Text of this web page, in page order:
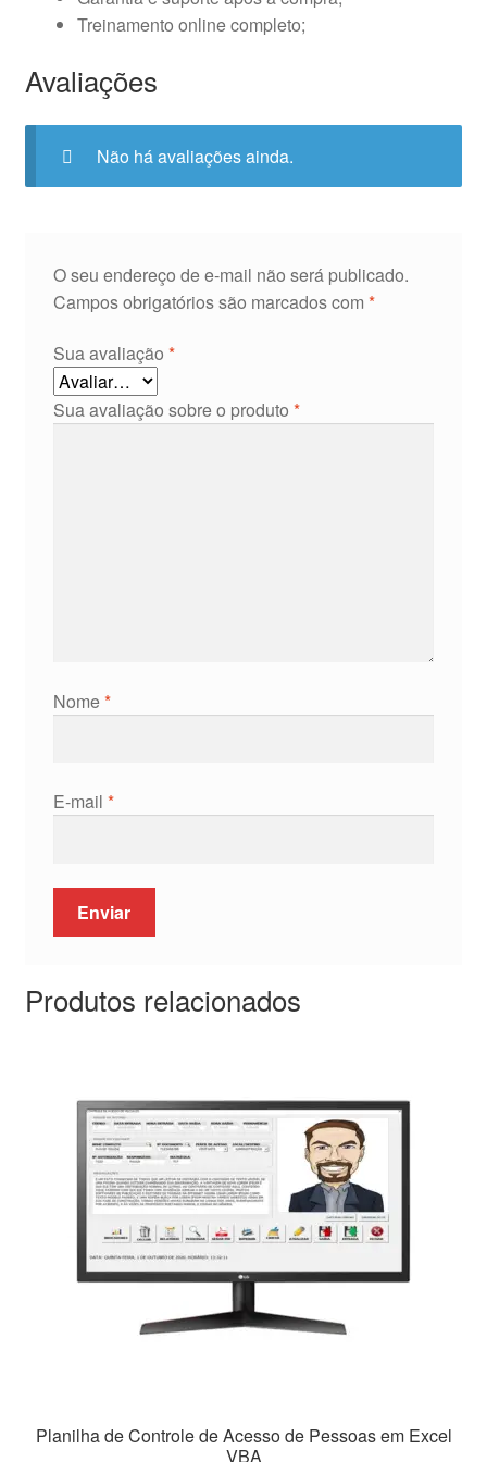
Treinamento online completo;
Avaliações
Não há avaliações ainda.
O seu endereço de e-mail não será publicado.
Campos obrigatórios são marcados com *
Sua avaliação *
Sua avaliação sobre o produto *
Nome*
E-mail *
Produtos relacionados
Planilha de Controle de Acesso de Pessoas em Excel
VBA